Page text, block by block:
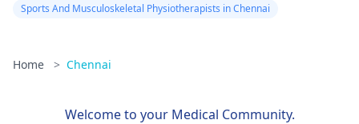
Sports And Musculoskeletal Physiotherapists in Chennai
Home > Chennai
Welcome to your Medical Community.